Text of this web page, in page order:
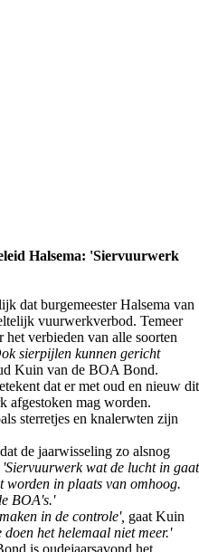
Halsema: 'Siervuurwerk
dat burgemeester Halsema van
vuurwerkverbod. Temeer
verbieden van alle soorten
sierpijlen kunnen gericht
Kuin van de BOA Bond.
dat er met oud en nieuw dit
afgestoken mag worden.
sterretjes en knalerwten zijn
de jaarwisseling zo alsnog
'Siervuurwerk wat de lucht in gaat
worden in plaats van omhoog.
BOA's.'
in de controle', gaat Kuin
het helemaal niet meer.'
is oudejaarsavond het